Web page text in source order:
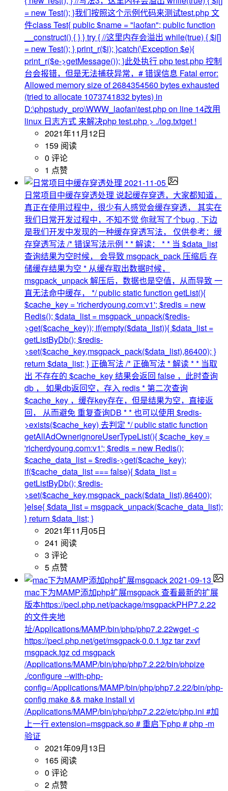
= new Test(); }我们按照这个示例代码来测试test.php 文
件class Test{ public $name = "laofan"; public function
__construct() { } } try { //这里内存会溢出 while(true) { $i[]
= new Test(); } print_r($i); }catch(\Exception $e){
print_r($e->getMessage()); }此处执行 php test.php 控制
台会报错，但是无法捕获异常，# 错误信息 Fatal error:
Allowed memory size of 2684354560 bytes exhausted
(tried to allocate 1073741832 bytes) in
D:\phpstudy_pro\WWW_laofan\test.php on line 14改用
linux 日志方式 来解决php test.php > ./log.txtget !
2021年11月12日
159 阅读
0 评论
1 点赞
2021-11-05
日常项目中缓存穿透处理 说起缓存穿透，大家都知道，
真正在使用过程中，很少有人感觉会缓存穿透， 其实在
我们日常开发过程中，不知不觉 你就写了个bug , 下边
是我们开发中发现的一种缓存穿透写法， 仅供参考：缓
存穿透写法 /* 错误写法示例 * * 解读： * * 当 $data_list
查询结果为空时候， 会导致 msgpack_pack 压缩后 存
储缓存结果为空 * 从缓存取出数据时候，
msgpack_unpack 解压后，数据也是空值，从而导致 一
直无法命中缓存， */ public static function getList(){
$cache_key = 'richerdyoung.com:v1'; $redis = new
Redis(); $data_list = msgpack_unpack($redis-
>get($cache_key)); if(empty($data_list)){ $data_list =
getListByDb(); $redis-
>set($cache_key,msgpack_pack($data_list),86400); }
return $data_list; } 正确写法 /* 正确写法 * 解读 * * 当取
出 不存在的 $cache_key 结果会返回 false ，此时查询
db ， 如果db返回空，存入 redis * 第二次查询
$cache_key ，缓存key存在，但是结果为空，直接返
回， 从而避免 重复查询DB * * 也可以使用 $redis-
>exists($cache_key) 去判定 */ public static function
getAllAdOwnerignoreUserTypeList(){ $cache_key =
'richerdyoung.com:v1'; $redis = new Redis();
$cache_data_list = $redis->get($cache_key);
if($cache_data_list === false){ $data_list =
getListByDb(); $redis-
>set($cache_key,msgpack_pack($data_list),86400);
}else{ $data_list = msgpack_unpack($cache_data_list);
} return $data_list; }
2021年11月05日
241 阅读
3 评论
5 点赞
2021-09-13
mac下为MAMP添加php扩展msgpack查看最新的扩展
版本https://pecl.php.net/package/msgpackPHP7.2.22
的文件夹地
址/Applications/MAMP/bin/php/php7.2.22wget -c
https://pecl.php.net/get/msgpack-0.0.1.tgz tar zxvf
msgpack.tgz cd msgpack
/Applications/MAMP/bin/php/php7.2.22/bin/phpize
./configure --with-php-
config=/Applications/MAMP/bin/php/php7.2.22/bin/php-
config make && make install vi
/Applications/MAMP/bin/php/php7.2.22/etc/php.ini #加
上一行 extension=msgpack.so # 重启下php # php -m
验证
2021年09月13日
165 阅读
0 评论
2 点赞